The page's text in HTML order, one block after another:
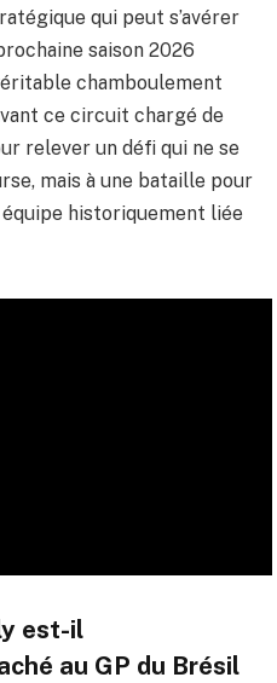
qui peut s’avérer
saison 2026
chamboulement
ce circuit chargé de
relever un défi qui ne se
mais à une bataille pour
équipe historiquement liée
est-il
au GP du Brésil